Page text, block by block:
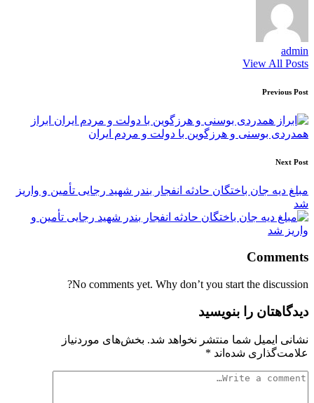
admin
View All Posts
Post
navigation
Previous Post
ابراز
همدردی بوسنی و هرزگوین با دولت و مردم ایران
Next Post
مبلغ دیه جان باختگان حادثه انفجار بندر شهید رجایی تأمین و واریز
شد
Comments
No comments yet. Why don’t you start the discussion?
دیدگاهتان را بنویسید
نشانی ایمیل شما منتشر نخواهد شد. بخش‌های موردنیاز
علامت‌گذاری شده‌اند *